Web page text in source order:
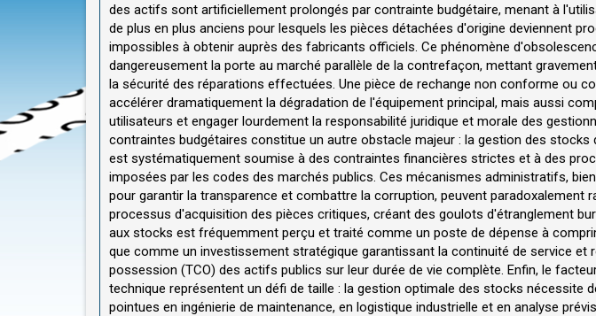
des actifs sont artificiellement prolongés par contrainte budgétaire, menant à
de plus en plus anciens pour lesquels les pièces détachées d'origine deviennent
impossibles à obtenir auprès des fabricants officiels. Ce phénomène
dangereusement la porte au marché parallèle de la contrefaçon, mettant
la sécurité des réparations effectuées. Une pièce de rechange non conforme ou
accélérer dramatiquement la dégradation de l'équipement principal, mais aussi
utilisateurs et engager lourdement la responsabilité juridique et morale des
contraintes budgétaires constitue un autre obstacle majeur : la gestion des stocks
est systématiquement soumise à des contraintes financières strictes et à des
imposées par les codes des marchés publics. Ces mécanismes administratifs,
pour garantir la transparence et combattre la corruption, peuvent paradoxalement
processus d'acquisition des pièces critiques, créant des goulots d'étranglement
aux stocks est fréquemment perçu et traité comme un poste de dépense à
que comme un investissement stratégique garantissant la continuité de service et
possession (TCO) des actifs publics sur leur durée de vie complète. Enfin, le
technique représentent un défi de taille : la gestion optimale des stocks nécessite
pointues en ingénierie de maintenance, en logistique industrielle et en analyse